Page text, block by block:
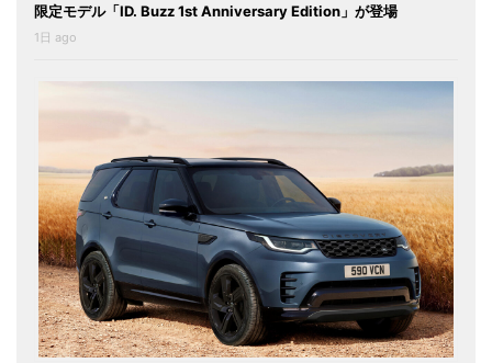
限定モデル「ID. Buzz 1st Anniversary Edition」が登場
1日 ago